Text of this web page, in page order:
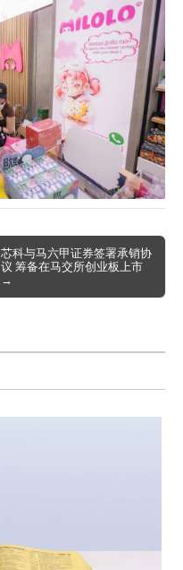
芯科与马六甲证券签署承销协
议 筹备在马交所创业板上市
→